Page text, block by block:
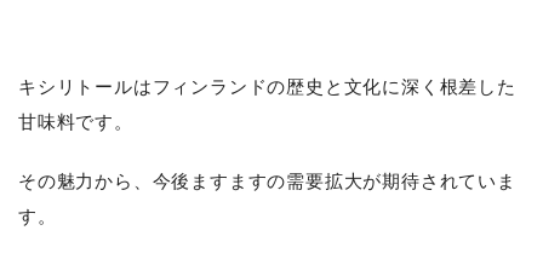
キシリトールはフィンランドの歴史と文化に深く根差した
甘味料です。
その魅力から、今後ますますの需要拡大が期待されていま
す。